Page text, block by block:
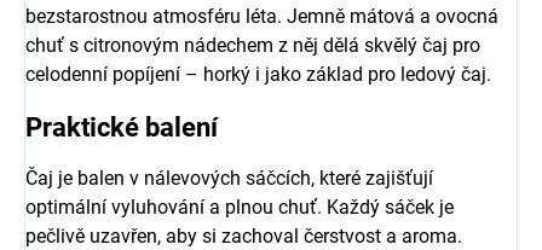
bezstarostnou atmosféru léta. Jemně mátová a ovocná
chuť s citronovým nádechem z něj dělá skvělý čaj pro
celodenní popíjení – horký i jako základ pro ledový čaj.
Praktické balení
Čaj je balen v nálevových sáčcích, které zajišťují
optimální vyluhování a plnou chuť. Každý sáček je
pečlivě uzavřen, aby si zachoval čerstvost a aroma.